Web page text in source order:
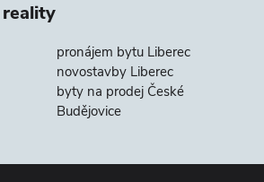
pronájem bytu Liberec
novostavby Liberec
byty na prodej České
Budějovice